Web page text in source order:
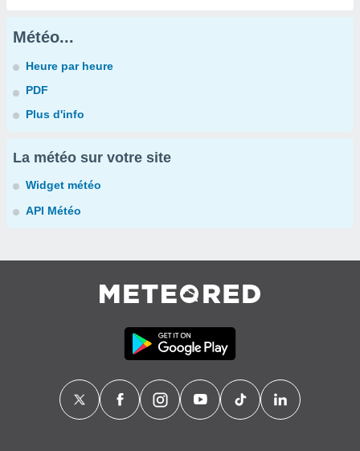
Météo...
Heure par heure
PDF
Plus d'info
La météo sur votre site
Widget météo
API Météo